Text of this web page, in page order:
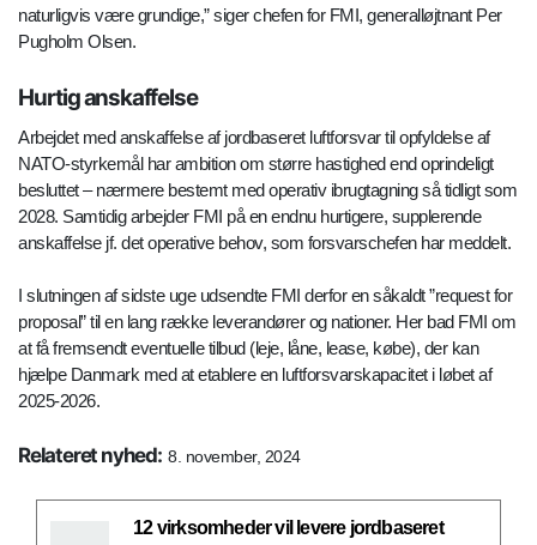
naturligvis være grundige,” siger chefen for FMI, generalløjtnant Per
Pugholm Olsen.
Hurtig anskaffelse
Arbejdet med anskaffelse af jordbaseret luftforsvar til opfyldelse af
NATO-styrkemål har ambition om større hastighed end oprindeligt
besluttet – nærmere bestemt med operativ ibrugtagning så tidligt som
2028. Samtidig arbejder FMI på en endnu hurtigere, supplerende
anskaffelse jf. det operative behov, som forsvarschefen har meddelt.
I slutningen af sidste uge udsendte FMI derfor en såkaldt ”request for
proposal” til en lang række leverandører og nationer. Her bad FMI om
at få fremsendt eventuelle tilbud (leje, låne, lease, købe), der kan
hjælpe Danmark med at etablere en luftforsvarskapacitet i løbet af
2025-2026.
Relateret nyhed:8. november, 2024
12 virksomheder vil levere jordbaseret